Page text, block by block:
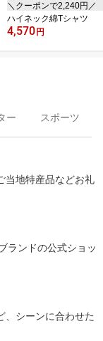
＼クーポンで2,240円／
ハイネック綿Tシャツ
4,570 円
ー スポーツ
当地特産品などお礼
ランドの公式ショッ
、シーンに合わせた